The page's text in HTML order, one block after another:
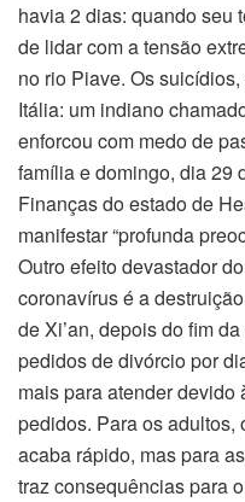
havia 2 dias: quando seu
de lidar com a tensão
no rio Piave. Os
Itália: um indiano
enforcou com medo de
família e domingo, dia 29
Finanças do estado de
manifestar “profunda
Outro efeito devastador
coronavírus é a
de Xi’an, depois do fim
pedidos de divórcio por
mais para atender
pedidos. Para os adultos,
acaba rápido, mas para
traz consequências para